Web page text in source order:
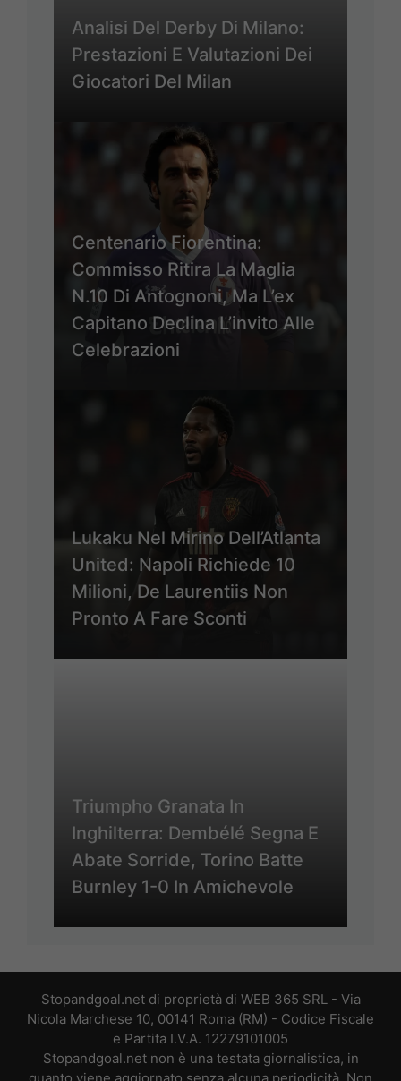
Analisi Del Derby Di Milano:
Prestazioni E Valutazioni Dei
Giocatori Del Milan
Centenario Fiorentina:
Commisso Ritira La Maglia
N.10 Di Antognoni, Ma L’ex
Capitano Declina L’invito Alle
Celebrazioni
Lukaku Nel Mirino Dell’Atlanta
United: Napoli Richiede 10
Milioni, De Laurentiis Non
Pronto A Fare Sconti
Triumpho Granata In
Inghilterra: Dembélé Segna E
Abate Sorride, Torino Batte
Burnley 1-0 In Amichevole
Stopandgoal.net di proprietà di WEB 365 SRL - Via
Nicola Marchese 10, 00141 Roma (RM) - Codice Fiscale
e Partita I.V.A. 12279101005
Stopandgoal.net non è una testata giornalistica, in